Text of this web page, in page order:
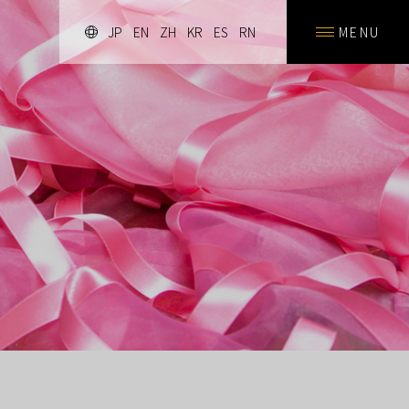
JP EN ZH KR ES RN MENU